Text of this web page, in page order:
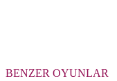
BENZER OYUNLAR